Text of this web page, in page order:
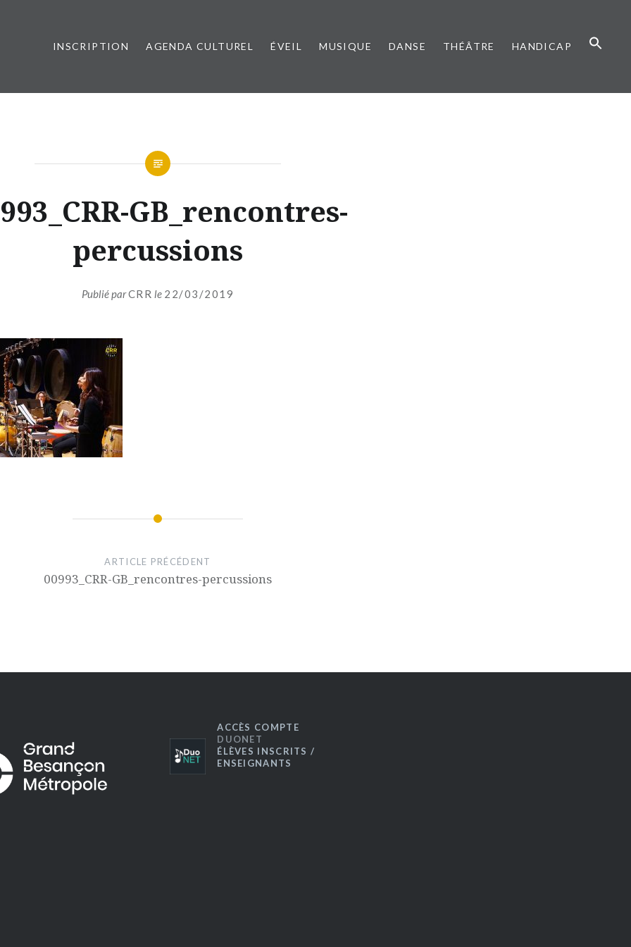
Métropole
INSCRIPTION AGENDA CULTUREL ÉVEIL MUSIQUE DANSE THÉÂTRE HANDICAP
GB_rencontres-
percussions
Publié parCRR le 22/03/2019
ARTICLE PRÉCÉDENT
00993_CRR-GB_rencontres-percussions
ACCÈS COMPTE
DUONET
ÉLÈVES INSCRITS /
ENSEIGNANTS